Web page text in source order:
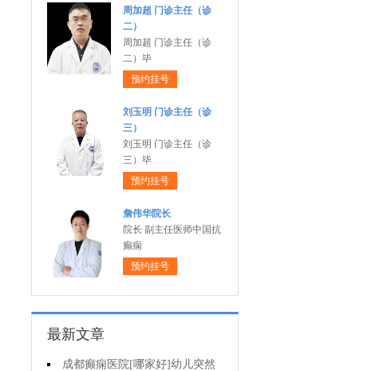
周加超 门诊主任（诊
二）
周加超 门诊主任（诊
二）毕
预约挂号
刘玉明 门诊主任（诊
三）
刘玉明 门诊主任（诊
三）毕
预约挂号
詹伟华院长
院长 副主任医师中国抗
癫痫
预约挂号
最新文章
成都癫痫医院[哪家好]幼儿突然